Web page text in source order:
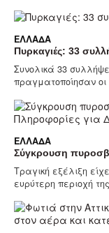
ΕΛΛΆΔΑ
Πυρκαγιές: 33
Συνολικά 33
πραγματοποίησαν οι
ΕΛΛΆΔΑ
Σύγκρουση
Τραγική εξέλιξη
ευρύτερη περιοχή